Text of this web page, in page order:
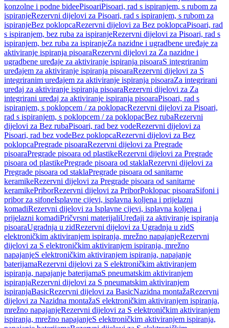
konzolne i podne bideePisoariPisoari, rad s ispiranjem, s rubom za
ispiranjeRezervni dijelovi za Pisoari, rad s ispiranjem, s rubom za
ispiranjeBez poklopcaRezervni dijelovi za Bez poklopcaPisoari, rad
s ispiranjem, bez ruba za ispiranjeRezervni dijelovi za Pisoari, rad s
ispiranjem, bez ruba za ispiranjeZa nazidne i ugradbene uređaje za
aktiviranje ispiranja pisoaraRezervni dijelovi za Za nazidne i
ugradbene uređaje za aktiviranje ispiranja pisoaraS integriranim
uređajem za aktiviranje ispiranja pisoaraRezervni dijelovi za S
integriranim uređajem za aktiviranje ispiranja pisoaraZa integrirani
uređaj za aktiviranje ispiranja pisoaraRezervni dijelovi za Za
integrirani uređaj za aktiviranje ispiranja pisoaraPisoari, rad s
ispiranjem, s poklopcem / za poklopacRezervni dijelovi za Pisoari,
rad s ispiranjem, s poklopcem / za poklopacBez rubaRezervni
dijelovi za Bez rubaPisoari, rad bez vodeRezervni dijelovi za
Pisoari, rad bez vodeBez poklopcaRezervni dijelovi za Bez
poklopcaPregrade pisoaraRezervni dijelovi za Pregrade
pisoaraPregrade pisoara od plastikeRezervni dijelovi za Pregrade
pisoara od plastikePregrade pisoara od staklaRezervni dijelovi za
Pregrade pisoara od staklaPregrade pisoara od sanitarne
keramikeRezervni dijelovi za Pregrade pisoara od sanitarne
keramikePriborRezervni dijelovi za PriborPoklopac pisoaraSifoni i
pribor za sifoneIsplavne cijevi, isplavna koljena i prijelazni
komadiRezervni dijelovi za Isplavne cijevi, isplavna koljena i
prijelazni komadiPričvrsni materijaliUređaji za aktiviranje ispiranja
pisoaraUgradnja u zidRezervni dijelovi za Ugradnja u zidS
elektroničkim aktiviranjem ispiranja, mrežno napajanjeRezervni
dijelovi za S elektroničkim aktiviranjem ispiranja, mrežno
napajanjeS elektroničkim aktiviranjem ispiranja, napajanje
baterijamaRezervni dijelovi za S elektroničkim aktiviranjem
ispiranja, napajanje baterijamaS pneumatskim aktiviranjem
ispiranjaRezervni dijelovi za S pneumatskim aktiviranjem
ispiranjaBasicRezervni dijelovi za BasicNazidna montažaRezervni
dijelovi za Nazidna montažaS elektroničkim aktiviranjem ispiranja,
mrežno napajanjeRezervni dijelovi za S elektroničkim aktiviranjem
ispiranja, mrežno napajanjeS elektroničkim aktiviranjem ispiranja,